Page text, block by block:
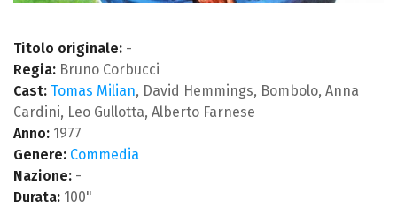
Titolo originale: -
Regia: Bruno Corbucci
Cast: Tomas Milian, David Hemmings, Bombolo, Anna
Cardini, Leo Gullotta, Alberto Farnese
Anno: 1977
Genere: Commedia
Nazione: -
Durata: 100"